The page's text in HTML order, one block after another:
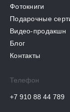
Фотокниги
Подарочные
Видео-продакшн
Блог
Контакты
Телефон
+7 910 88 44 789